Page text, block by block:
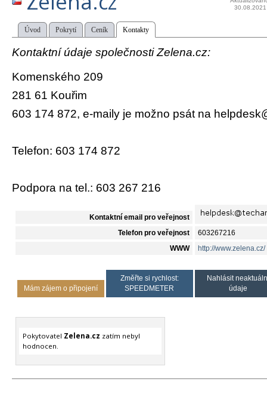
30.08.2021
Úvod Pokrytí Ceník Kontakty
Kontaktní údaje společnosti Zelena.cz:
Komenského 209
281 61 Kouřim
603 174 872, e-maily je možno psát na
Telefon: 603 174 872
Podpora na tel.: 603 267 216
Kontaktní email pro veřejnost
Telefon pro veřejnost 603267216
WWW http://www.zelena.cz/
Mám zájem o připojení
Změřte si rychlost:
SPEEDMETER
Nahlásit
údaje
Pokytovatel Zelena.cz zatím nebyl
hodnocen.